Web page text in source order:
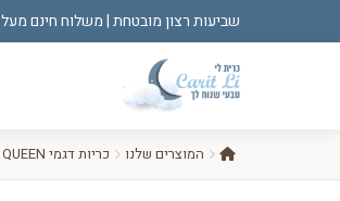
שביעות רצון מובטחת | משלוח חינם מעל 299₪ | אספקה תוך 48 שעות!
המוצרים שלנו כריות דגמי QUEEN